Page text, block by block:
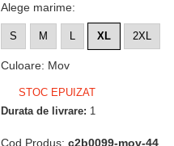
Alege marime:
S M L XL 2XL
Culoare: Mov
STOC EPUIZAT
Durata de livrare: 1
Cod Produs: c2b0099-mov-44